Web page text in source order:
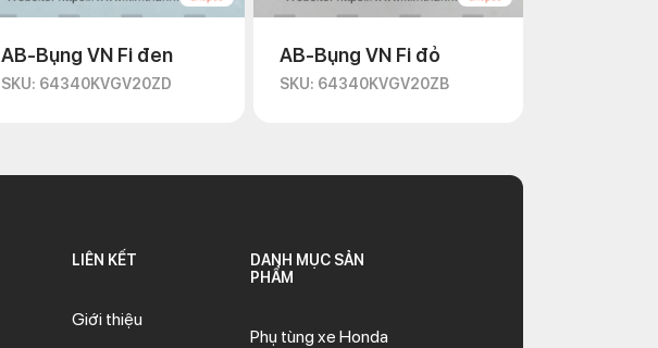
AB-Bụng VN Fi đen
SKU: 64340KVGV20ZD
AB-Bụng VN Fi đỏ
SKU: 64340KVGV20ZB
LIÊN KẾT
Giới thiệu
DANH MỤC SẢN
PHẨM
Phụ tùng xe Honda